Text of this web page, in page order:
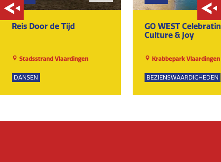
Reis Door de Tijd
Stadsstrand Vlaardingen
DANSEN
GO WEST
Culture & Joy
Krabbepark Vlaardingen
BEZIENSWAARDIGHEDEN